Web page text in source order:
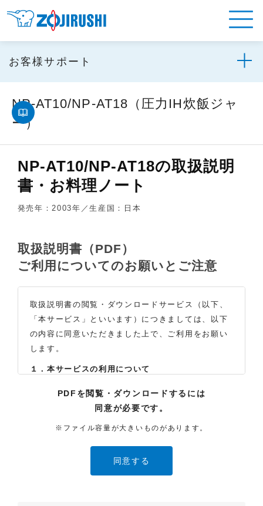
お客様サポート
NP-AT10/NP-AT18（圧力IH炊飯ジャ
ー）
NP-AT10/NP-AT18の取扱説明
書・お料理ノート
発売年：2003年／生産国：日本
取扱説明書（PDF）
ご利用についてのお願いとご注意
取扱説明書の閲覧・ダウンロードサービス（以下、
「本サービス」といいます）につきましては、以下
の内容に同意いただきました上で、ご利用をお願い
します。
１．本サービスの利用について
の内容を、非営利目的かつ、個人的にご利用する場
合に限り、閲覧またはダウンロードすることができ
ます。それ以外の目的での閲覧またはダウンロード
たり、また、配布することはできません。
（2）本サイトでは、データ提供が可能な取扱説明書
PDFを閲覧・ダウンロードするには
同意が必要です。
※ファイル容量が大きいものがあります。